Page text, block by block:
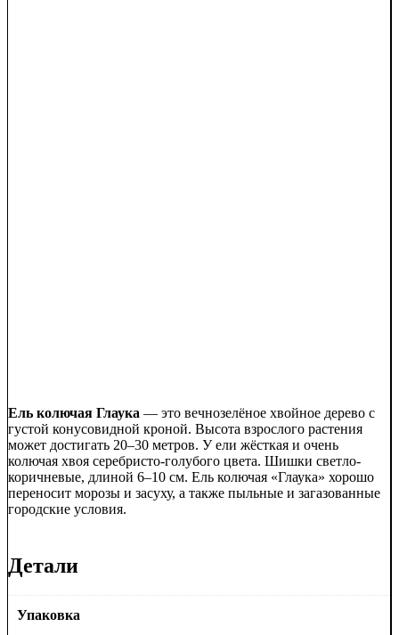
Ель колючая Глаука — это вечнозелёное хвойное дерево с
густой конусовидной кроной. Высота взрослого растения
может достигать 20–30 метров. У ели жёсткая и очень
колючая хвоя серебристо-голубого цвета. Шишки светло-
коричневые, длиной 6–10 см. Ель колючая «Глаука» хорошо
переносит морозы и засуху, а также пыльные и загазованные
городские условия.
Детали
Упаковка